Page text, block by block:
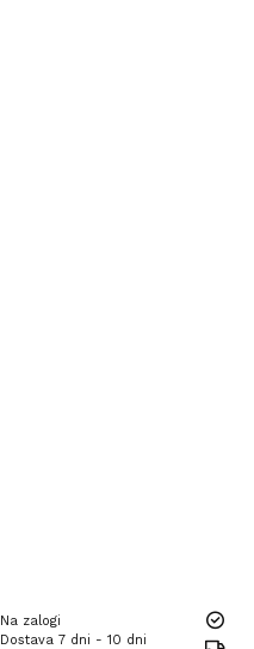
Na zalogi
Dostava 7 dni - 10 dni